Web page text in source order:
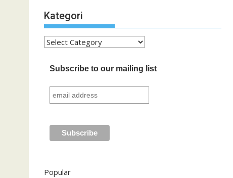
Kategori
Kategori
Subscribe to our mailing list
Popular